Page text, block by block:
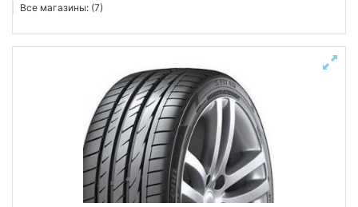
Все магазины: (7)